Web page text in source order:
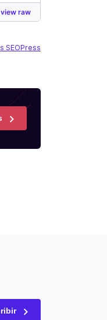
view raw
SEOPress